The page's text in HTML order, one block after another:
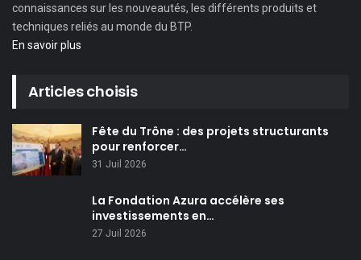
connaissances sur les nouveautés, les différents produits et
techniques reliés au monde du BTP.
En savoir plus
Articles choisis
Fête du Trône : des projets structurants
pour renforcer…
31 Juil 2026
La Fondation Azura accélère ses
investissements en…
27 Juil 2026